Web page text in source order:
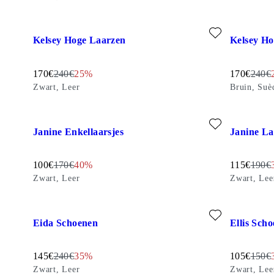
Kelsey Hoge Laarzen
Gereduceerde prijs:
170€Originele prijs:
240€Discount percentage:
25%
Zwart, Leer
Kelsey
170€240€
Bruin,
Janine Enkellaarsjes
Gereduceerde prijs:
100€Originele prijs:
170€Discount percentage:
40%
Zwart, Leer
Janine
115€190€
Zwart,
Eida Schoenen
Gereduceerde prijs:
145€Originele prijs:
240€Discount percentage:
35%
Zwart, Leer
Ellis
105€150€
Zwart,